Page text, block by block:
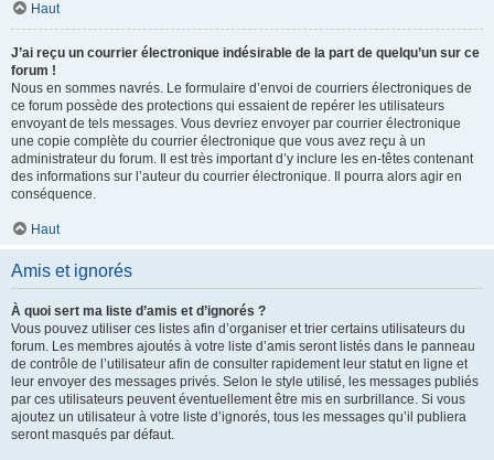
Haut
J’ai reçu un courrier électronique indésirable de la part de quelqu’un sur ce
forum !
Nous en sommes navrés. Le formulaire d’envoi de courriers électroniques de
ce forum possède des protections qui essaient de repérer les utilisateurs
envoyant de tels messages. Vous devriez envoyer par courrier électronique
une copie complète du courrier électronique que vous avez reçu à un
administrateur du forum. Il est très important d’y inclure les en-têtes contenant
des informations sur l’auteur du courrier électronique. Il pourra alors agir en
conséquence.
Haut
Amis et ignorés
À quoi sert ma liste d’amis et d’ignorés ?
Vous pouvez utiliser ces listes afin d’organiser et trier certains utilisateurs du
forum. Les membres ajoutés à votre liste d’amis seront listés dans le panneau
de contrôle de l’utilisateur afin de consulter rapidement leur statut en ligne et
leur envoyer des messages privés. Selon le style utilisé, les messages publiés
par ces utilisateurs peuvent éventuellement être mis en surbrillance. Si vous
ajoutez un utilisateur à votre liste d’ignorés, tous les messages qu’il publiera
seront masqués par défaut.